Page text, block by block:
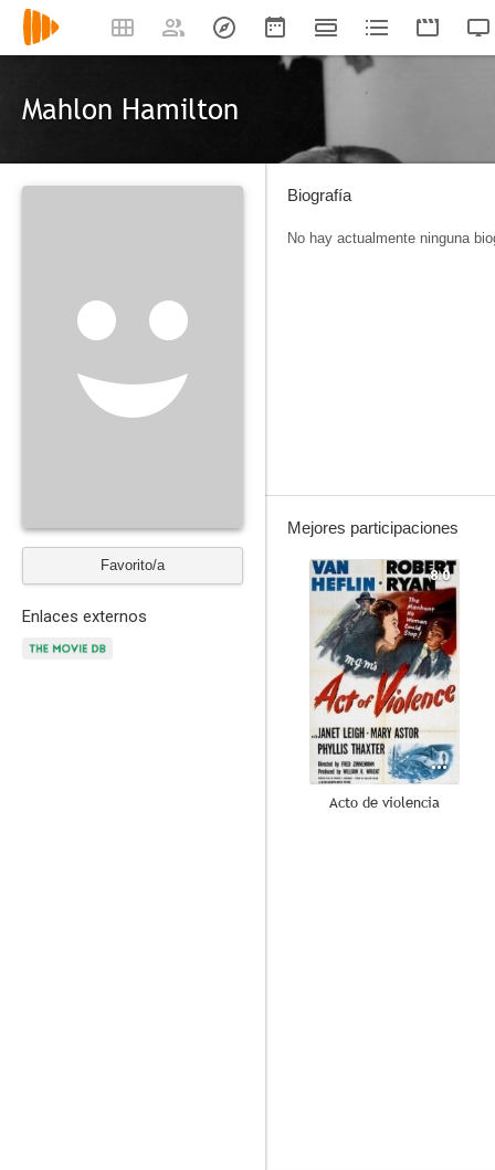
Mahlon Hamilton
Favorito/a
Enlaces externos
Biografía
No hay actualmente ninguna
Mejores participaciones
8.0
Acto de violencia